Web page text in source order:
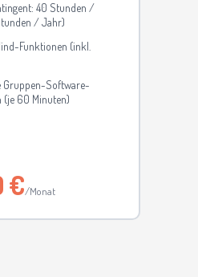
40 Stunden /
/ Jahr)
Funktionen (inkl.
Gruppen-Software-
(je 60 Minuten)
€/Monat